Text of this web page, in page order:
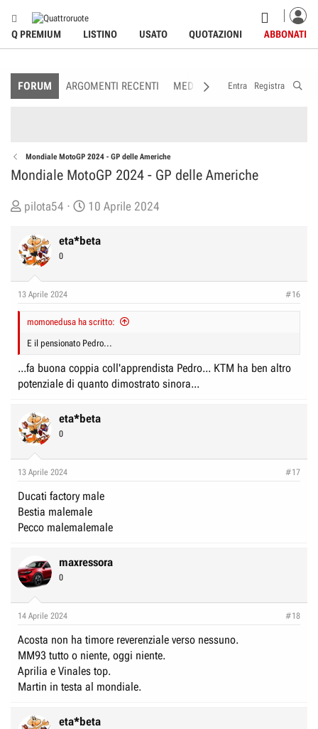
Q PREMIUM LISTINO USATO QUOTAZIONI ABBONATI
FORUM ARGOMENTI RECENTI MEDIA MEMBRI
Entra Registra
Mondiale MotoGP 2024 - GP delle Americhe
Mondiale MotoGP 2024 - GP delle Americhe
C
e
a
o
e
D
s
s
s
i
o
n
e
pilota54
D
t
n
i
i
10 Aprile 2024
eta*beta
0
13 Aprile 2024 #16
momonedusa ha scritto:
E il pensionato Pedro...
...fa buona coppia coll'apprendista Pedro... KTM ha ben altro
potenziale di quanto dimostrato sinora...
eta*beta
0
13 Aprile 2024 #17
Ducati factory male
Bestia malemale
Pecco malemalemale
maxressora
0
14 Aprile 2024 #18
Acosta non ha timore reverenziale verso nessuno.
MM93 tutto o niente, oggi niente.
Aprilia e Vinales top.
Martin in testa al mondiale.
eta*beta